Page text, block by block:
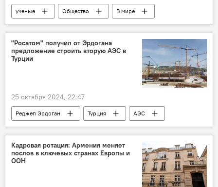
ученые Общество
В мире
Наука
Запад
Россия
санкции
"Росатом" получил от Эрдогана
предложение строить вторую АЭС в
Турции
25 октября 2024, 22:47
Реджеп Эрдоган Турция АЭС
Кадровая ротация: Армения меняет
послов в ключевых странах Европы и
ООН